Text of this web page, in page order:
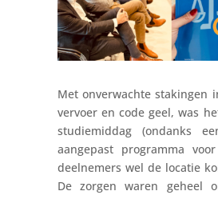
Met onverwachte stakingen
vervoer en code geel, was
studiemiddag (ondanks
aangepast programma
deelnemers wel de locatie
De zorgen waren geheel